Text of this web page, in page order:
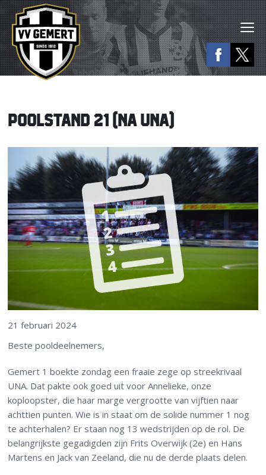
POOLSTAND 21 (NA UNA)
21 februari 2024
Beste pooldeelnemers,
Gemert 1 boekte zondag een fraaie zege op streekrivaal
UNA. Dat pakte ook goed uit voor Annelieke, onze
koploopster, die haar marge vergrootte van vijftien naar
achttien punten. Wie is in staat om de solide nummer 1 nog
te achterhalen? Er staan nog 13 wedstrijden op de rol. De
belangrijkste gegadigden zijn Frits Overwijk (2e) en Hans
Martens en Jack van Zeeland, die nu de derde plaats delen.